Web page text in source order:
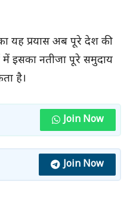
यह प्रयास अब पूरे देश की
इसका नतीजा पूरे समुदाय
है।
Join Now
Join Now